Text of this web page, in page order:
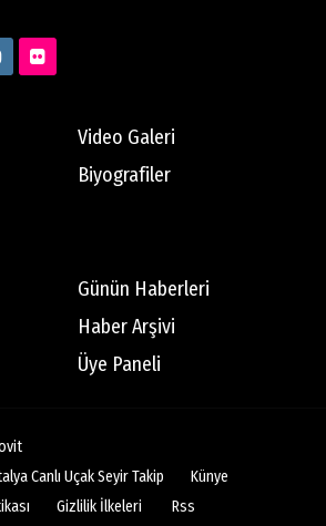
Video Galeri
Biyografiler
Günün Haberleri
Haber Arşivi
Üye Paneli
Canlı Uçak Seyir Takip
Künye
Gizlilik İlkeleri Rss